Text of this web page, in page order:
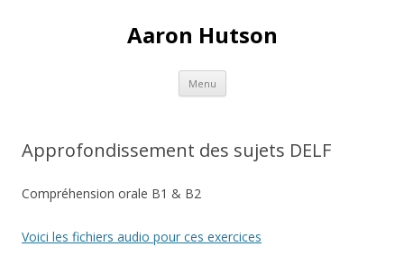
Aaron Hutson
Menu Skip
content
Approfondissement des sujets DELF
Compréhension orale B1 & B2
Voici les fichiers audio pour ces exercices